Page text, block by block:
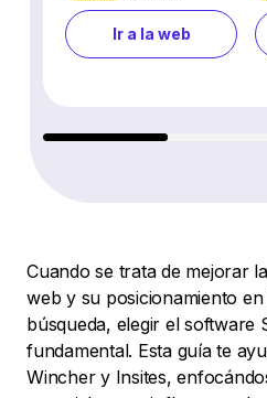
Ir a la web
Cuando se trata de mejorar
web y su posicionamiento
búsqueda, elegir el software
fundamental. Esta guía te
Wincher y Insites,